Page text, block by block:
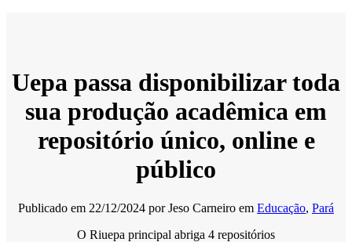
Uepa passa disponibilizar toda
sua produção acadêmica em
repositório único, online e
público
Publicado em 22/12/2024 porJeso Carneiro em Educação, Pará
O Riuepa principal abriga 4 repositórios